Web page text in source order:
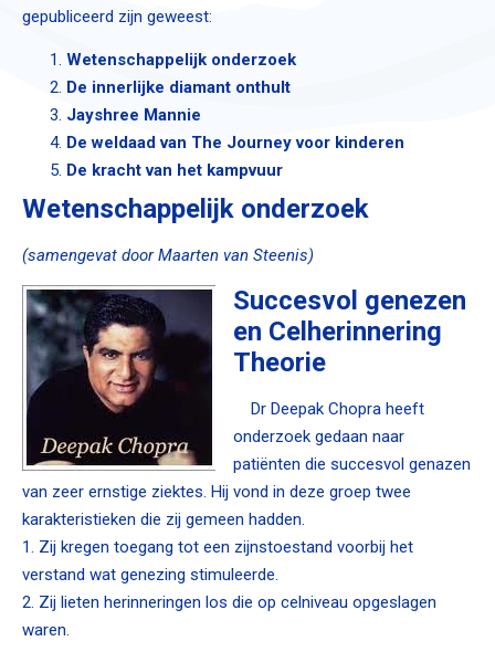
gepubliceerd zijn geweest:
Wetenschappelijk onderzoek
De innerlijke diamant onthult
Jayshree Mannie
De weldaad van The Journey voor kinderen
De kracht van het kampvuur
Wetenschappelijk onderzoek
(samengevat door Maarten van Steenis)
Succesvol genezen
en Celherinnering
Theorie
Dr Deepak Chopra heeft
onderzoek gedaan naar
patiënten die succesvol genazen
van zeer ernstige ziektes. Hij vond in deze groep twee
karakteristieken die zij gemeen hadden.
1. Zij kregen toegang tot een zijnstoestand voorbij het
verstand wat genezing stimuleerde.
2. Zij lieten herinneringen los die op celniveau opgeslagen
waren.